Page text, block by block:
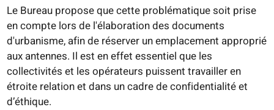
Le Bureau propose que cette problématique soit prise
en compte lors de l'élaboration des documents
d'urbanisme, afin de réserver un emplacement approprié
aux antennes. Il est en effet essentiel que les
collectivités et les opérateurs puissent travailler en
étroite relation et dans un cadre de confidentialité et
d’éthique.